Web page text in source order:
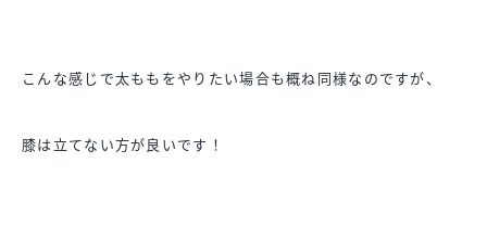
こんな感じで太ももをやりたい場合も概ね同様なのですが、
膝は立てない方が良いです！